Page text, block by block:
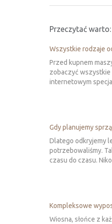
Przeczytać warto:
Wszystkie rodzaje
Przed kupnem
zobaczyć
internetowym
Gdy planujemy
Dlatego odkryjemy
potrzebowaliśmy.
czasu do czasu.
Kompleksowe
Wiosna, słońce z